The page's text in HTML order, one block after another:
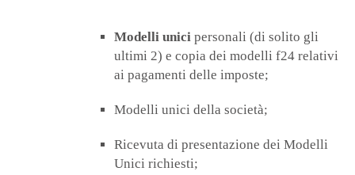
Modelli unici personali (di solito gli
ultimi 2) e copia dei modelli f24 relativi
ai pagamenti delle imposte;
Modelli unici della società;
Ricevuta di presentazione dei Modelli
Unici richiesti;